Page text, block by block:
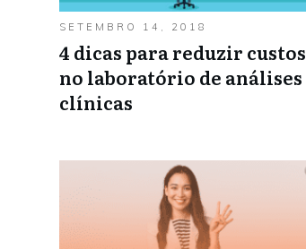
SETEMBRO 14, 2018
4 dicas para reduzir custos
no laboratório de análises
clínicas